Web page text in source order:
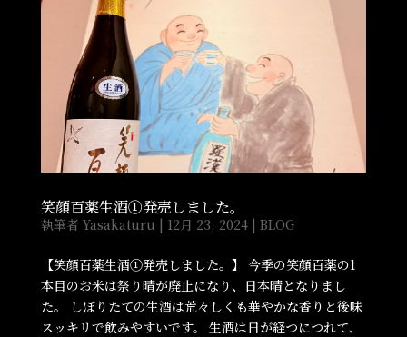
笑顔百薬生酒①発売しました。
執筆者 Yasakaturu | 12月 23, 2024| BLOG
【笑顔百薬生酒①発売しました。】 今季の笑顔百薬の1
本目のお米は祭り晴が廃止になり、日本晴となりまし
た。 しぼりたての生酒は荒々しくも華やかな香りと後味
スッキリで飲みやすいです。 生酒は日が経つにつれて、